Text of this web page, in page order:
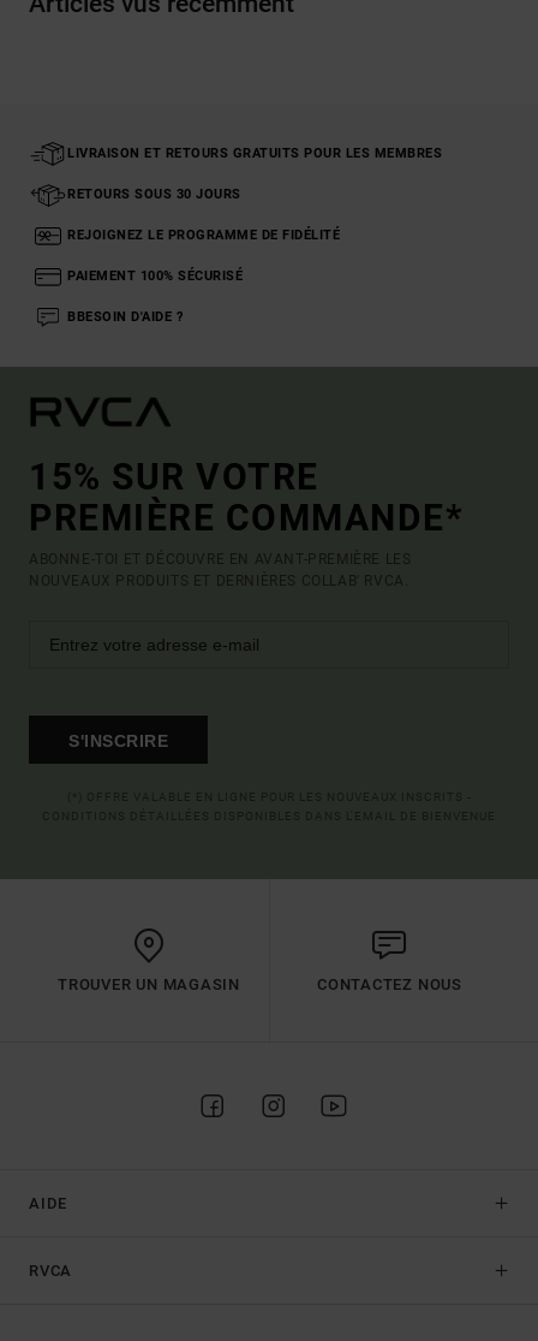
LIVRAISON ET RETOURS GRATUITS POUR LES MEMBRES
RETOURS SOUS 30 JOURS
REJOIGNEZ LE PROGRAMME DE FIDÉLITÉ
PAIEMENT 100% SÉCURISÉ
BBESOIN D'AIDE ?
15% SUR VOTRE
PREMIÈRE COMMANDE*
ABONNE-TOI ET DÉCOUVRE EN AVANT-PREMIÈRE LES
NOUVEAUX PRODUITS ET DERNIÈRES COLLAB' RVCA.
S'INSCRIRE
TROUVER UN MAGASIN CONTACTEZ NOUS
AIDE
RVCA